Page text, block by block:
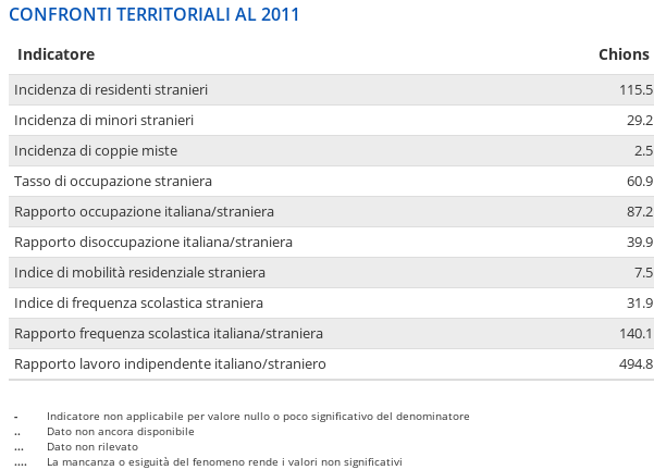
CONFRONTI TERRITORIALI AL 2011
Indicatore Chions
Incidenza di residenti stranieri 115.5
Incidenza di minori stranieri
29.2
Incidenza di coppie miste
2.5
Tasso di occupazione straniera
60.9
Rapporto occupazione italiana/straniera
87.2
Rapporto disoccupazione italiana/straniera
39.9
Indice di mobilità residenziale straniera
7.5
Indice di frequenza scolastica straniera
31.9
Rapporto frequenza scolastica italiana/straniera
140.1
Rapporto lavoro indipendente italiano/straniero
494.8
-
Indicatore non applicabile per valore nullo o poco significativo del denominatore
..
Dato non ancora disponibile
...
Dato non rilevato
....
La mancanza o esiguità del fenomeno rende i valori non significativi